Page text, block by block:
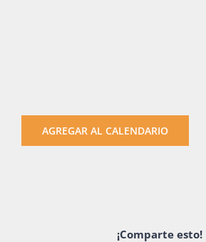
AGREGAR AL CALENDARIO
¡Comparte esto!